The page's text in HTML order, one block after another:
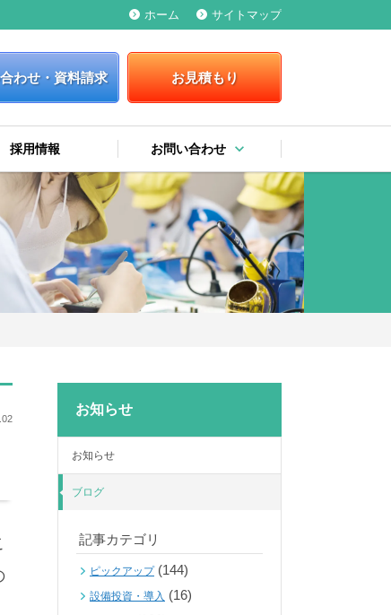
keyboard_arrow_right ホーム keyboard_arrow_right サイトマップ
わせ・資料請求 お見積もり
採用情報 お問い合わせ keyboard_arrow_down
keyboard_arrow_rightお問い合わせ・資料請求
keyboard_arrow_rightお見積もり
keyboard_arrow_right弊社への提案
お知らせ
お知らせ
ブログ
記事カテゴリ
ピックアップ(144)
設備投資・導入 (16)